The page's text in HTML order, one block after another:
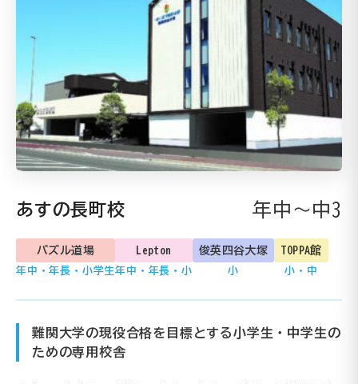
あすの長町校 年中～中3
パズル道場
年中・年長・小学生
Lepton
年中・年長・小
俊英四谷大塚
小
TOPPA館
小・中
難関大学の現役合格を目標とする小学生・中学生の
ための専用校舎